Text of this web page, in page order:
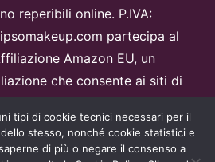
reperibili online. P.IVA:
partecipa al
Amazon EU, un
che consente ai siti di
link al sitoAmazon.it.
Disclaimer
tipi di cookie tecnici necessari per il
stesso, nonché cookie statistici e
di più o negare il consenso a